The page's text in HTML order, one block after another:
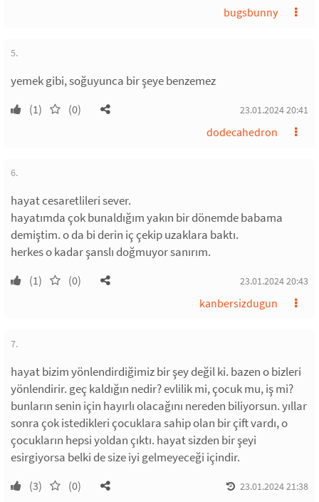
bugsbunny
5.
yemek gibi, soğuyunca bir şeye benzemez
(1) (0) 23.01.2024 20:41
dodecahedron
6.
hayat cesaretlileri sever.
hayatımda çok bunaldığım yakın bir dönemde babama
demiştim. o da bi derin iç çekip uzaklara baktı.
herkes o kadar şanslı doğmuyor sanırım.
(1) (0) 23.01.2024 20:43
kanbersizdugun
7.
hayat bizim yönlendirdiğimiz bir şey değil ki. bazen o bizleri
yönlendirir. geç kaldığın nedir? evlilik mi, çocuk mu, iş mi?
bunların senin için hayırlı olacağını nereden biliyorsun. yıllar
sonra çok istedikleri çocuklara sahip olan bir çift vardı, o
çocukların hepsi yoldan çıktı. hayat sizden bir şeyi
esirgiyorsa belki de size iyi gelmeyeceği içindir.
(3) (0) 23.01.2024 21:38